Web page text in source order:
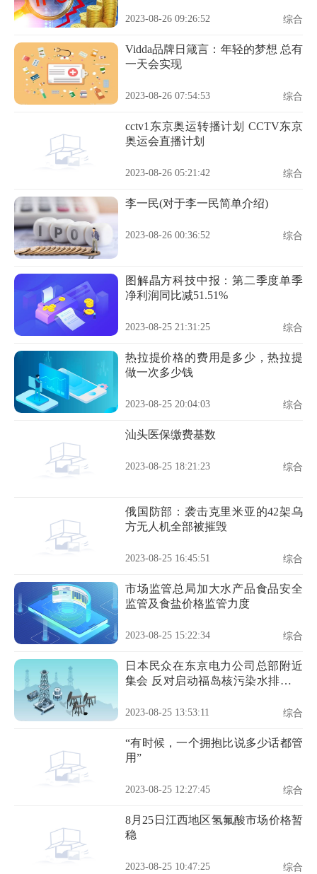
2023-08-26 09:26:52 综合
Vidda品牌日箴言：年轻的梦想 总有
一天会实现
2023-08-26 07:54:53 综合
cctv1东京奥运转播计划 CCTV东京
奥运会直播计划
2023-08-26 05:21:42 综合
李一民(对于李一民简单介绍)
2023-08-26 00:36:52 综合
图解晶方科技中报：第二季度单季
净利润同比减51.51%
2023-08-25 21:31:25 综合
热拉提价格的费用是多少，热拉提
做一次多少钱
2023-08-25 20:04:03 综合
汕头医保缴费基数
2023-08-25 18:21:23 综合
俄国防部：袭击克里米亚的42架乌
方无人机全部被摧毁
2023-08-25 16:45:51 综合
市场监管总局加大水产品食品安全
监管及食盐价格监管力度
2023-08-25 15:22:34 综合
日本民众在东京电力公司总部附近
集会 反对启动福岛核污染水排海作
2023-08-25 13:53:11 综合
“有时候，一个拥抱比说多少话都管
用”
2023-08-25 12:27:45 综合
8月25日江西地区氢氟酸市场价格暂
稳
2023-08-25 10:47:25 综合